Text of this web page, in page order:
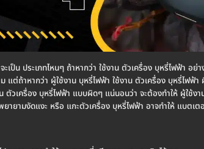
ป็น ประเภทไหนๆ ถ้าหากว่า ใช้งาน ตัวเครื่อง บุหรี่ไฟฟ้า อย่
ถ้าหากว่า ผู้ใช้งาน บุหรี่ไฟฟ้า ใช้งาน ตัวเครื่อง บุหรี่ไฟฟ้า
ตัวเครื่อง บุหรี่ไฟฟ้า แบบผิดๆ แน่นอนว่า จะต้องทำให้ ผู้ใช้
ยามงัดแงะ หรือ แกะตัวเครื่อง บุหรี่ไฟฟ้า อาจทำให้ แบตเต